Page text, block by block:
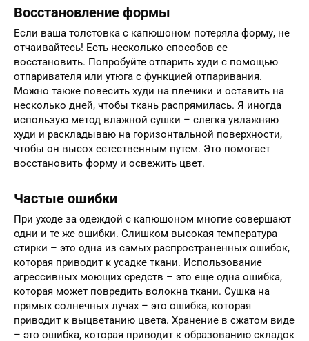
Восстановление формы
Если ваша толстовка с капюшоном потеряла форму, не
отчаивайтесь! Есть несколько способов ее
восстановить. Попробуйте отпарить худи с помощью
отпаривателя или утюга с функцией отпаривания.
Можно также повесить худи на плечики и оставить на
несколько дней, чтобы ткань распрямилась. Я иногда
использую метод влажной сушки – слегка увлажняю
худи и раскладываю на горизонтальной поверхности,
чтобы он высох естественным путем. Это помогает
восстановить форму и освежить цвет.
Частые ошибки
При уходе за одеждой с капюшоном многие совершают
одни и те же ошибки. Слишком высокая температура
стирки – это одна из самых распространенных ошибок,
которая приводит к усадке ткани. Использование
агрессивных моющих средств – это еще одна ошибка,
которая может повредить волокна ткани. Сушка на
прямых солнечных лучах – это ошибка, которая
приводит к выцветанию цвета. Хранение в сжатом виде
– это ошибка, которая приводит к образованию складок